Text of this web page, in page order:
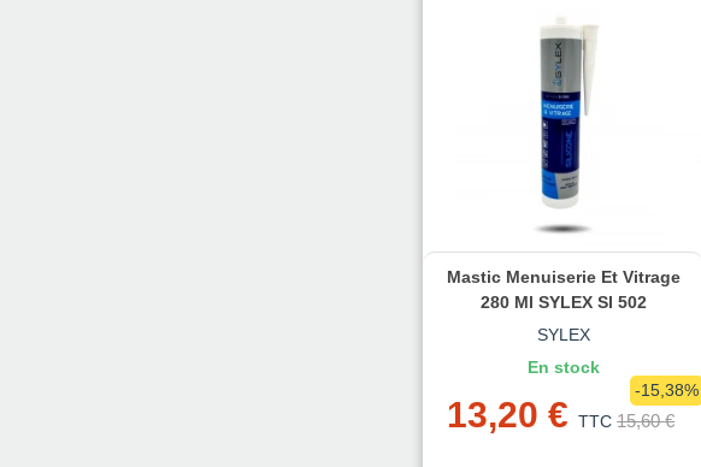
Mastic Menuiserie Et Vitrage
280 Ml SYLEX SI 502
SYLEX
En stock
13,20 € TTC 15,60 €
-15,38%